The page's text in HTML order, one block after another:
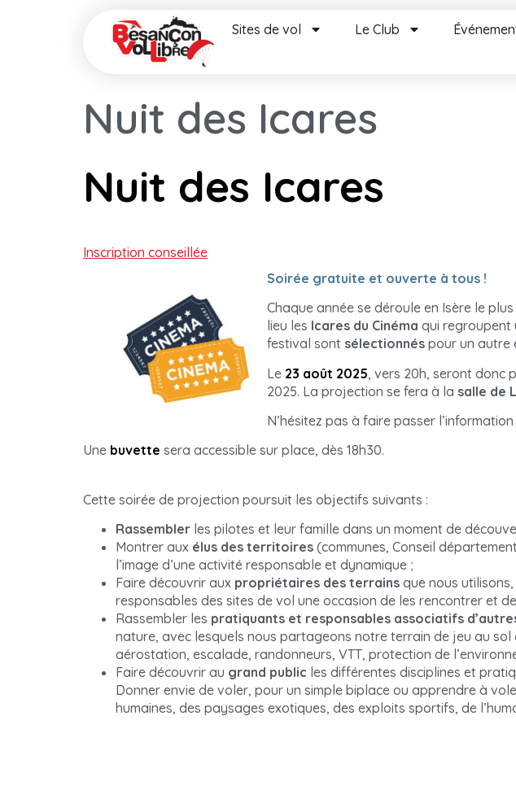
Sites de vol Le Club
Nuit des Icares
Nuit des Icares
Inscription conseillée
Soirée gratuite et ouverte à tous !
Chaque année se déroule en Isère le
lieu les Icares du Cinéma qui regroupent
festival sont sélectionnés pour un autre
Le 23 août 2025, vers 20h, seront donc
2025. La projection se fera à la salle de
N’hésitez pas à faire passer
Une buvette sera accessible sur place, dès 18h30.
Cette soirée de projection poursuit les objectifs suivants :
Rassembler les pilotes et leur famille dans un moment de
Montrer aux élus des territoires (communes, Conseil
l’image d’une activité responsable et dynamique ;
Faire découvrir aux propriétaires des terrains que nous
responsables des sites de vol une occasion de les rencontrer et
Rassembler les pratiquants et responsables associatifs
nature, avec lesquels nous partageons notre terrain de jeu au
aérostation, escalade, randonneurs, VTT, protection de
Faire découvrir au grand public les différentes disciplines et
Donner envie de voler, pour un simple biplace ou apprendre à
humaines, des paysages exotiques, des exploits sportifs, de